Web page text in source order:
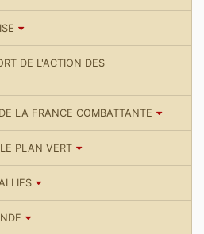
DE L'ACTION DES
LA FRANCE COMBATTANTE
PLAN VERT